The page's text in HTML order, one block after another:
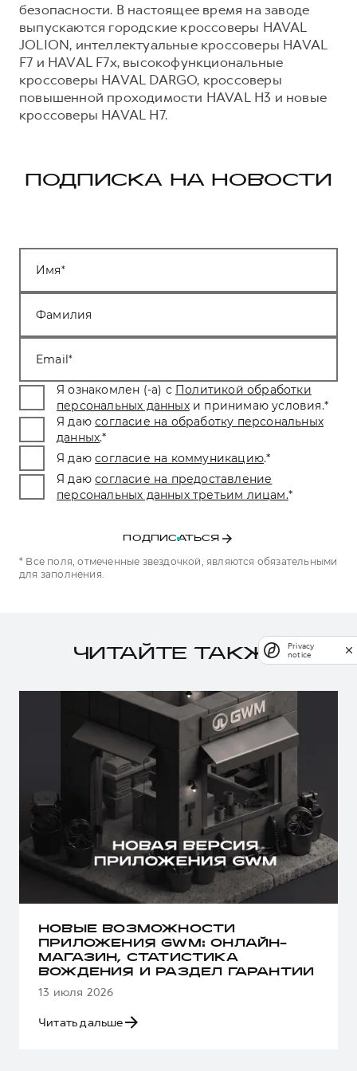
безопасности. В настоящее время на заводе
выпускаются городские кроссоверы HAVAL
JOLION, интеллектуальные кроссоверы HAVAL
F7 и HAVAL F7x, высокофункциональные
кроссоверы HAVAL DARGO, кроссоверы
повышенной проходимости HAVAL H3 и новые
кроссоверы HAVAL H7.
ПОДПИСКА НА НОВОСТИ
Имя
Фамилия
Email
Я ознакомлен (-а) с Политикой обработки
персональных данных и принимаю условия.*
Я даю согласие на обработку персональных
данных.*
Я даю согласие на коммуникацию.*
Я даю согласие на предоставление
персональных данных третьим лицам.*
ПОДПИСАТЬСЯ
* Все поля, отмеченные звездочкой, являются обязательными
для заполнения.
ЧИТАЙТЕ ТАКЖЕ
НОВЫЕ ВОЗМОЖНОСТИ
ПРИЛОЖЕНИЯ GWM: ОНЛАЙН-
МАГАЗИН, СТАТИСТИКА
ВОЖДЕНИЯ И РАЗДЕЛ ГАРАНТИИ
13 июля 2026
Читать дальше
Privacy
notice